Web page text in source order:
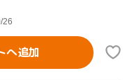
26
へ追加